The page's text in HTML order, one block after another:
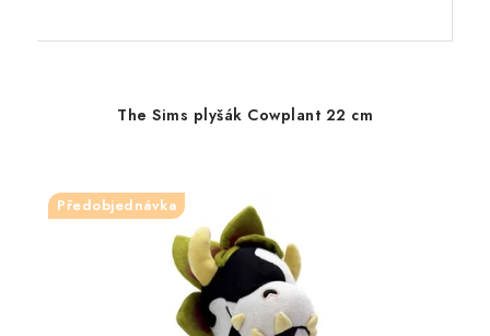
The Sims plyšák Cowplant 22 cm
Předobjednávka